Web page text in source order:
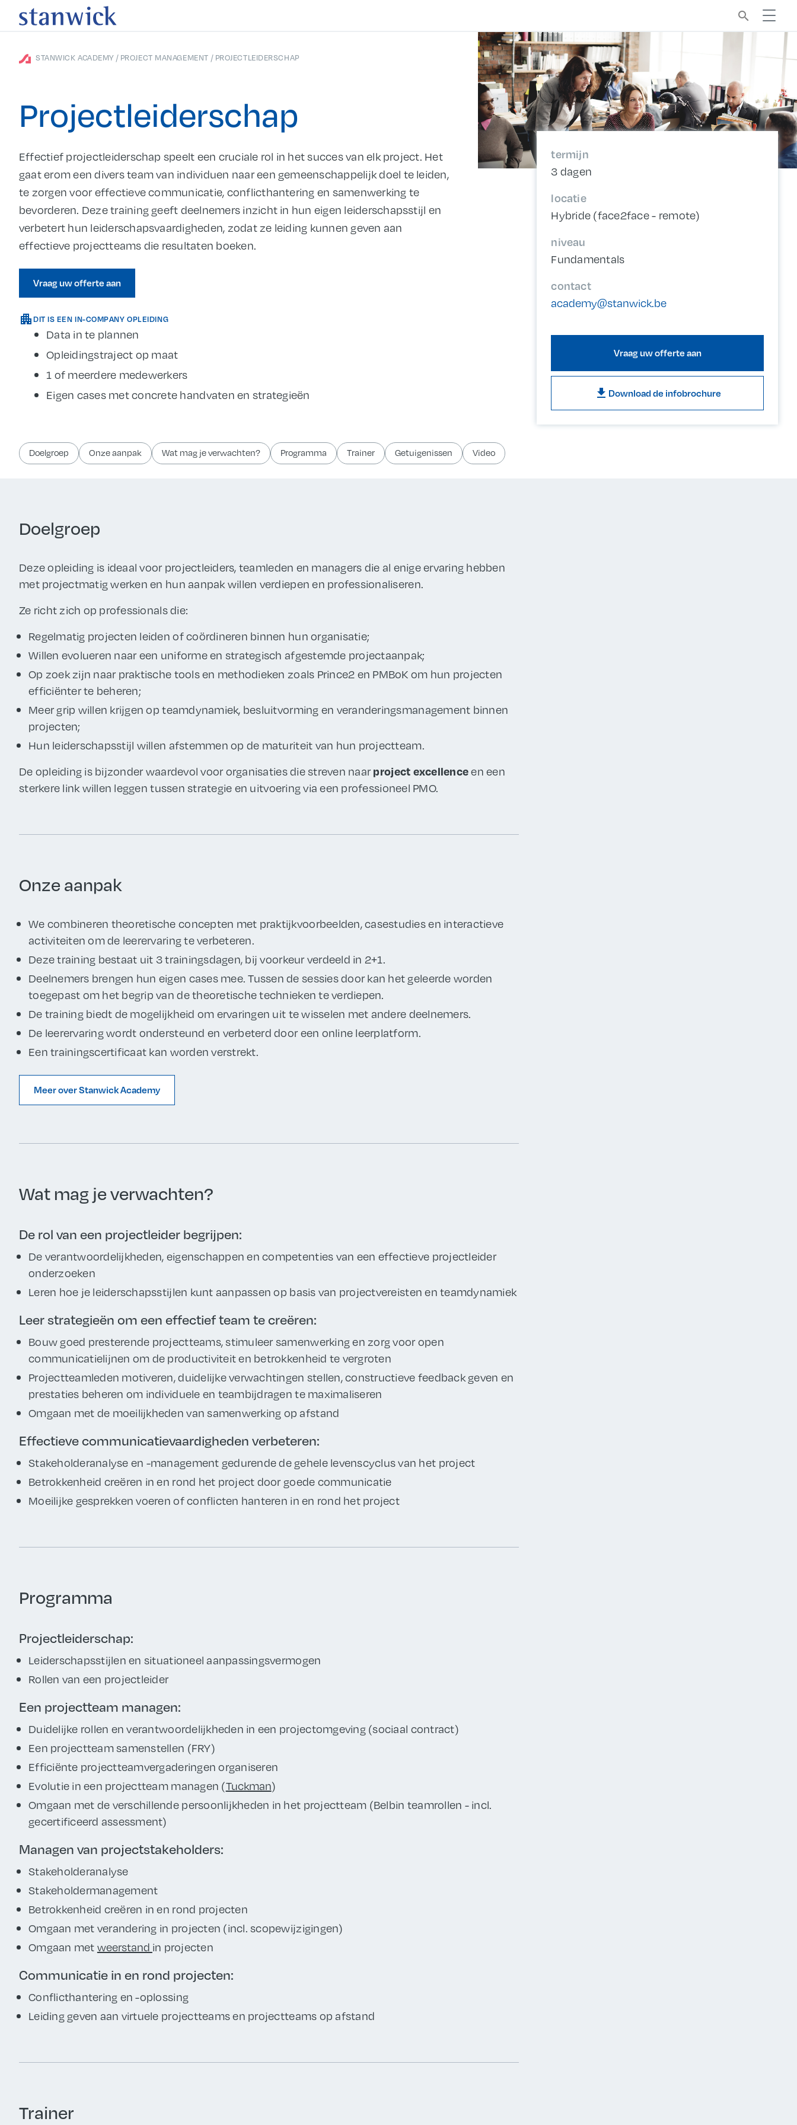
search
STANWICK ACADEMY/ PROJECT MANAGEMENT / PROJECTLEIDERSCHAP
Projectleiderschap
Effectief projectleiderschap speelt een cruciale rol in het succes van elk project. Het
gaat erom een divers team van individuen naar een gemeenschappelijk doel te leiden,
te zorgen voor effectieve communicatie, conflicthantering en samenwerking te
bevorderen. Deze training geeft deelnemers inzicht in hun eigen leiderschapsstijl en
verbetert hun leiderschapsvaardigheden, zodat ze leiding kunnen geven aan
effectieve projectteams die resultaten boeken.
Vraag uw offerte aan
DIT IS EEN IN-COMPANY OPLEIDING
Data in te plannen
Opleidingstraject op maat
1 of meerdere medewerkers
Eigen cases met concrete handvaten en strategieën
Doelgroep Onze aanpak Wat mag je verwachten? Programma Trainer Getuigenissen Video
Doelgroep
Deze opleiding is ideaal voor projectleiders, teamleden en managers die al enige ervaring hebben
met projectmatig werken en hun aanpak willen verdiepen en professionaliseren.
Ze richt zich op professionals die:
Regelmatig projecten leiden of coördineren binnen hun organisatie;
Willen evolueren naar een uniforme en strategisch afgestemde projectaanpak;
Op zoek zijn naar praktische tools en methodieken zoals Prince2 en PMBoK om hun projecten
efficiënter te beheren;
Meer grip willen krijgen op teamdynamiek, besluitvorming en veranderingsmanagement binnen
projecten;
Hun leiderschapsstijl willen afstemmen op de maturiteit van hun projectteam.
De opleiding is bijzonder waardevol voor organisaties die streven naar project excellenceen een
sterkere link willen leggen tussen strategie en uitvoering via een professioneel PMO.
Onze aanpak
We combineren theoretische concepten met praktijkvoorbeelden, casestudies en interactieve
activiteiten om de leerervaring te verbeteren.
Deze training bestaat uit 3 trainingsdagen, bij voorkeur verdeeld in 2+1.
Deelnemers brengen hun eigen cases mee. Tussen de sessies door kan het geleerde worden
toegepast om het begrip van de theoretische technieken te verdiepen.
De training biedt de mogelijkheid om ervaringen uit te wisselen met andere deelnemers.
De leerervaring wordt ondersteund en verbeterd door een online leerplatform.
Een trainingscertificaat kan worden verstrekt.
Meer over Stanwick Academy
Wat mag je verwachten?
De rol van een projectleider begrijpen:
De verantwoordelijkheden, eigenschappen en competenties van een effectieve projectleider
onderzoeken
Leren hoe je leiderschapsstijlen kunt aanpassen op basis van projectvereisten en teamdynamiek
Leer strategieën om een effectief team te creëren:
Bouw goed presterende projectteams, stimuleer samenwerking en zorg voor open
communicatielijnen om de productiviteit en betrokkenheid te vergroten
Projectteamleden motiveren, duidelijke verwachtingen stellen, constructieve feedback geven en
prestaties beheren om individuele en teambijdragen te maximaliseren
Omgaan met de moeilijkheden van samenwerking op afstand
Effectieve communicatievaardigheden verbeteren:
Stakeholderanalyse en -management gedurende de gehele levenscyclus van het project
Betrokkenheid creëren in en rond het project door goede communicatie
Moeilijke gesprekken voeren of conflicten hanteren in en rond het project
Programma
Projectleiderschap:
Leiderschapsstijlen en situationeel aanpassingsvermogen
Rollen van een projectleider
Een projectteam managen:
Duidelijke rollen en verantwoordelijkheden in een projectomgeving (sociaal contract)
Een projectteam samenstellen (FRY)
Efficiënte projectteamvergaderingen organiseren
Evolutie in een projectteam managen (Tuckman)
Omgaan met de verschillende persoonlijkheden in het projectteam (Belbin teamrollen - incl.
gecertificeerd assessment)
Managen van projectstakeholders:
Stakeholderanalyse
Stakeholdermanagement
Betrokkenheid creëren in en rond projecten
Omgaan met verandering in projecten (incl. scopewijzigingen)
Omgaan met weerstand in projecten
Communicatie in en rond projecten:
Conflicthantering en -oplossing
Leiding geven aan virtuele projectteams en projectteams op afstand
Trainer
termijn
3 dagen
locatie
Hybride (face2face - remote)
niveau
Fundamentals
contact
academy@stanwick.be
Vraag uw offerte aan
download Download de infobrochure